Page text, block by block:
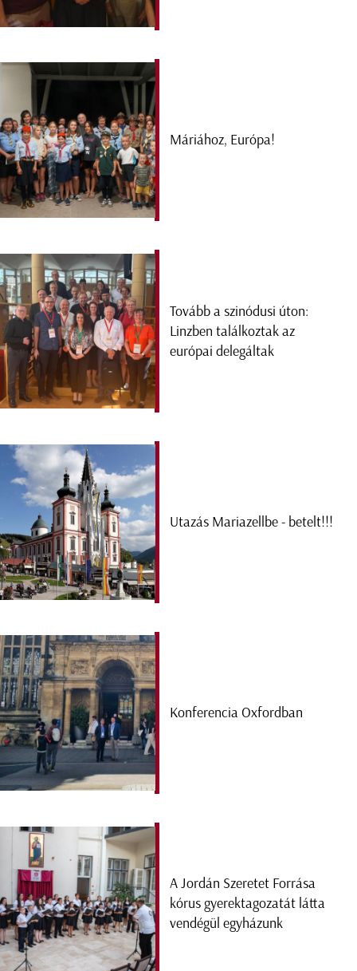
Máriához, Európa!
Tovább a szinódusi úton:
Linzben találkoztak az
európai delegáltak
Utazás Mariazellbe - betelt!!!
Konferencia Oxfordban
A Jordán Szeretet Forrása
kórus gyerektagozatát látta
vendégül egyházunk